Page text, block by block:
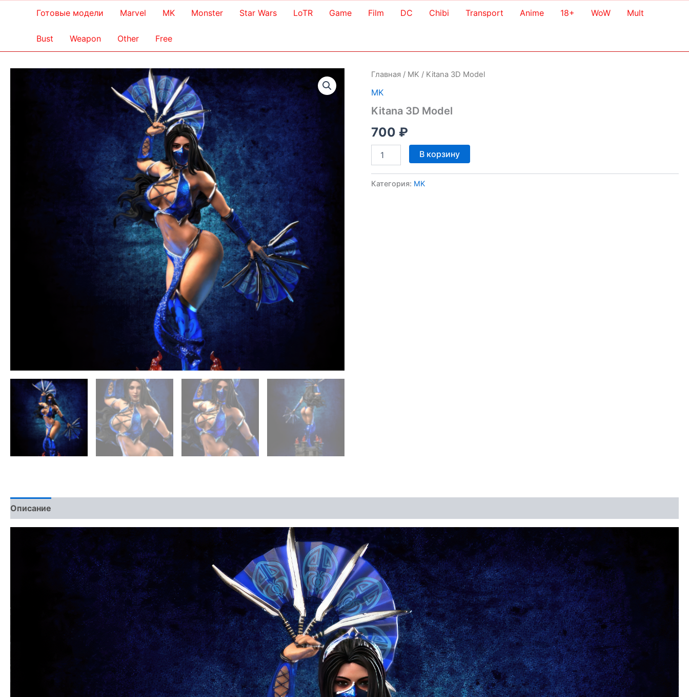
Готовые модели Marvel MK Monster Star Wars LoTR Game Film DC Chibi Transport Anime 18+ WoW Mult
Bust Weapon Other Free
Главная / MK / Kitana 3D Model
MK
Kitana 3D Model
700 ₽
Количество
товара
3D
В корзину
Категория: MK
Описание